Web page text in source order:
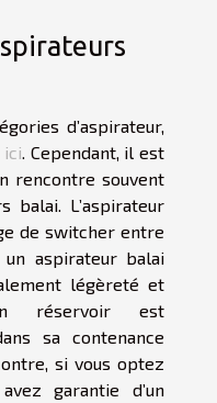
d’aspirateur,
ici . Cependant, il est
rencontre souvent
balai. L’aspirateur
de switcher entre
aspirateur balai
légèreté et
réservoir est
sa contenance
si vous optez
garantie d’un